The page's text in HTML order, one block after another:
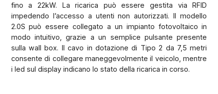
fino a 22kW. La ricarica può essere gestita via RFID
impedendo l’accesso a utenti non autorizzati. Il modello
2.0S può essere collegato a un impianto fotovoltaico in
modo intuitivo, grazie a un semplice pulsante presente
sulla wall box. Il cavo in dotazione di Tipo 2 da 7,5 metri
consente di collegare maneggevolmente il veicolo, mentre
i led sul display indicano lo stato della ricarica in corso.